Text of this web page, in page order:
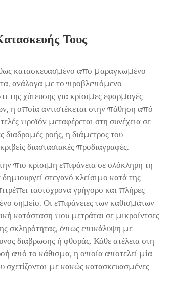
Τους
κατασκευασμένο από μαραγκωμένο
ανάλογα με το προβλεπόμενο
της χύτευσης για κρίσιμες εφαρμογές
η οποία αντιστέκεται στην πάθηση από
προϊόν μεταφέρεται στη συνέχεια σε
διαδρομές ροής, η διάμετρος του
διαστασιακές προδιαγραφές.
πιο κρίσιμη επιφάνεια σε ολόκληρη τη
στεγανό κλείσιμο κατά της
ταυτόχρονα γρήγορο και πλήρες
σημείο. Οι επιφάνειες των καθισμάτων
κατάσταση που μετράται σε μικροίντσες
σκληρότητας, όπως επικάλυψη με
διάβρωσης ή φθοράς. Κάθε ατέλεια στη
από το κάθισμα, η οποία αποτελεί μία
με κακώς κατασκευασμένες